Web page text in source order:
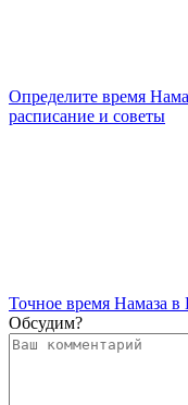
Определите время
расписание и советы
Точное время Намаза
Обсудим?